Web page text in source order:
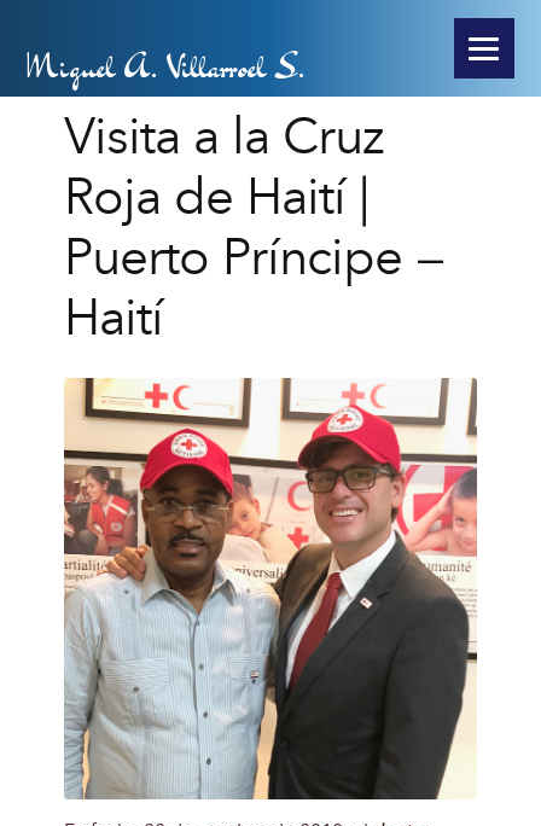
Miguel A. Villarroel S.
Visita a la Cruz
Roja de Haití |
Puerto Príncipe –
Haití